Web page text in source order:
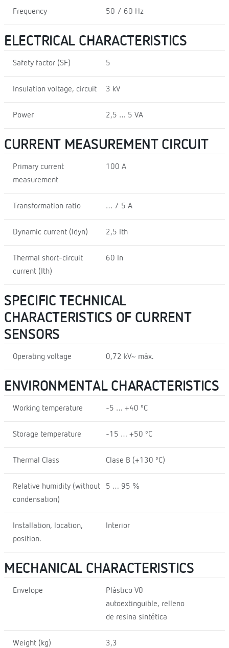
Frequency 50 / 60 Hz
ELECTRICAL CHARACTERISTICS
Safety factor (SF) 5
Insulation voltage, circuit 3 kV
Power 2,5 … 5 VA
CURRENT MEASUREMENT CIRCUIT
Primary current
measurement
100 A
Transformation ratio … / 5 A
Dynamic current (Idyn) 2,5 Ith
Thermal short-circuit
current (Ith)
60 In
SPECIFIC TECHNICAL
CHARACTERISTICS OF CURRENT
SENSORS
Operating voltage 0,72 kV~ máx.
ENVIRONMENTAL CHARACTERISTICS
Working temperature -5 … +40 ºC
Storage temperature -15 … +50 ºC
Thermal Class Clase B (+130 ºC)
Relative humidity (without
condensation)
5 … 95 %
Installation, location,
position.
Interior
MECHANICAL CHARACTERISTICS
Envelope
Plástico V0
autoextinguible, relleno
de resina sintética
Weight (kg) 3,3